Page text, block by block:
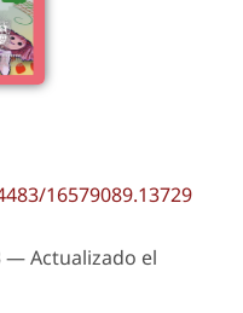
16579089.13729
— Actualizado el